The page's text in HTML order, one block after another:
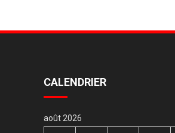
l’article
CALENDRIER
août 2026